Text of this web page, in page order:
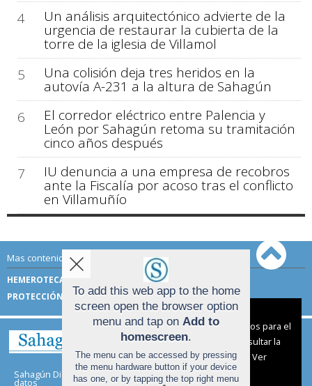
4
Un análisis arquitectónico advierte de la
urgencia de restaurar la cubierta de la
torre de la iglesia de Villamol
5
Una colisión deja tres heridos en la
autovía A-231 a la altura de Sahagún
6
El corredor eléctrico entre Palencia y
León por Sahagún retoma su tramitación
cinco años después
7
IU denuncia a una empresa de recobros
ante la Fiscalía por acoso tras el conflicto
en Villamuñío
Mas contenido de Sahagún Digital:
HEMEROTECA
TÉRMINOS DE USO
PROTECCIÓN DE DATOS
Sahagún Digital | Términos de uso|Protección de
datos
Aviso sobre el Uso de cookies:
Utilizamos cookies nuestras y de terceros para el
funcionamiento del digital. Puedes consultar la
lista de cookies y como desconectarlas.
Ver
nuestra Política de Privacidad y Cookies
To add this web app to the home
screen open the browser option
menu and tap on Add to
homescreen.
The menu can be accessed by pressing
the menu hardware button if your device
has one, or by tapping the top right menu